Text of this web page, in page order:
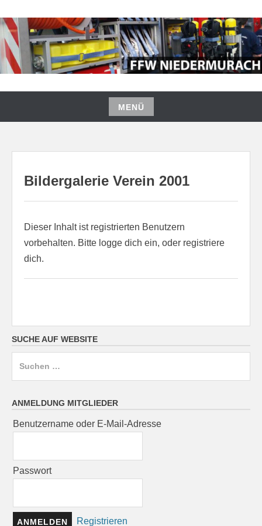
Inhalt
springen
FREIWILLIGE FEUERWEHR
NIEDERMURACH
MENÜ
Zum
springen
Bildergalerie Verein 2001
Dieser Inhalt ist registrierten Benutzern
vorbehalten. Bitte logge dich ein, oder registriere
dich.
SUCHE AUF WEBSITE
ANMELDUNG MITGLIEDER
Benutzername oder E-Mail-Adresse
Passwort
Registrieren